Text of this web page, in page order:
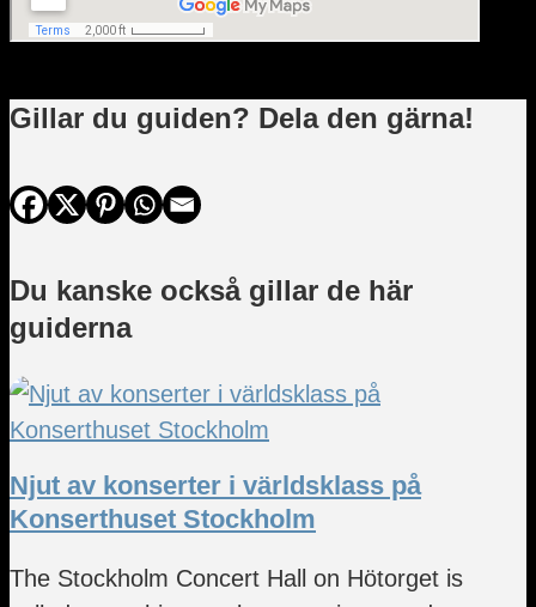
Gillar du guiden? Dela den gärna!
Du kanske också gillar de här
guiderna
Njut av konserter i världsklass på
Konserthuset Stockholm
The Stockholm Concert Hall on Hötorget is